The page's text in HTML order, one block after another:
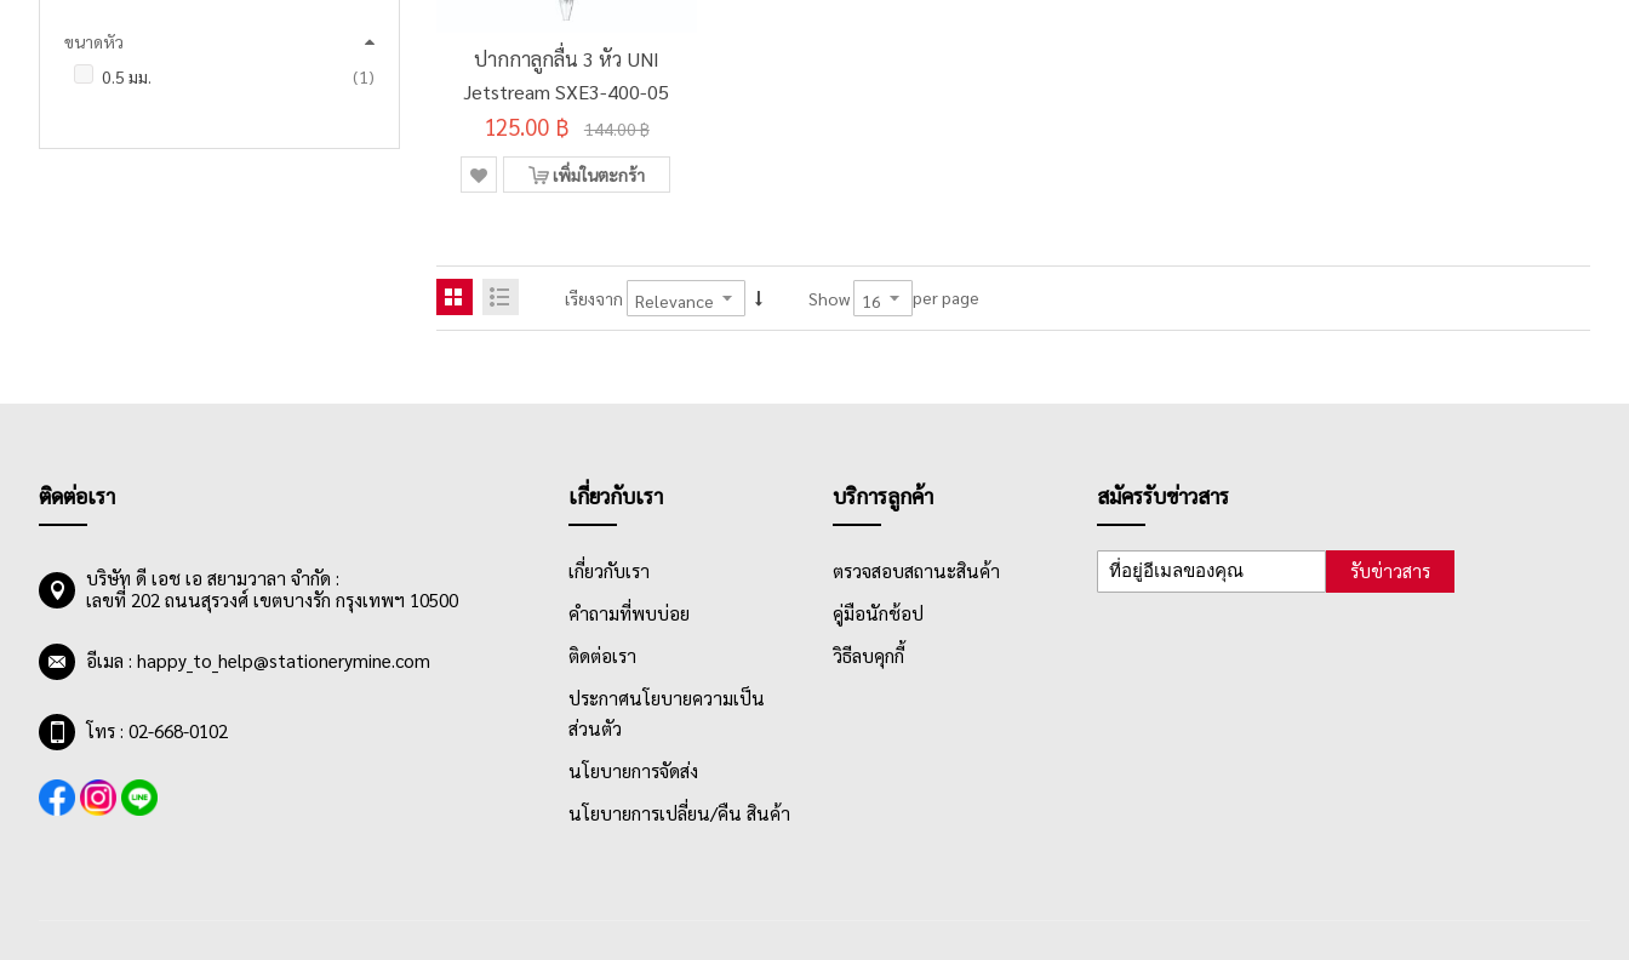
ปากกาลูกลื่น 3 หัว UNI
Jetstream SXE3-400-05
125.00 ฿ 144.00 ฿
เพิ่มในตะกร้า
เรียงจาก Show per page
ขนาดหัว
0.5 มม.
1 ชิ้น
ติดต่อเรา
บริษัท ดี เอช เอ สยามวาลา จำกัด :
เลขที่ 202 ถนนสุรวงศ์ เขตบางรัก กรุงเทพฯ 10500
อีเมล : happy_to_help@stationerymine.com
โทร : 02-668-0102
เกี่ยวกับเรา
เกี่ยวกับเรา
คำถามที่พบบ่อย
ติดต่อเรา
ประกาศนโยบายความเป็น
ส่วนตัว
นโยบายการจัดส่ง
นโยบายการเปลี่ยน/คืน สินค้า
บริการลูกค้า
ตรวจสอบสถานะสินค้า
คู่มือนักช้อป
วิธีลบคุกกี้
สมัครรับข่าวสาร
รับข่าวสาร